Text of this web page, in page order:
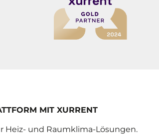
MIT XURRENT
und Raumklima-Lösungen.